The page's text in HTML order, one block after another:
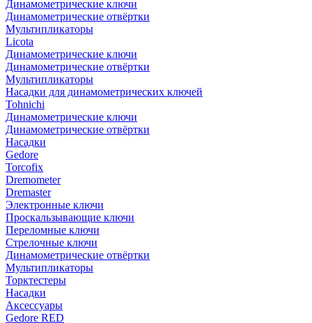
Динамометрические ключи
Динамометрические отвёртки
Мультипликаторы
Licota
Динамометрические ключи
Динамометрические отвёртки
Мультипликаторы
Насадки для динамометрических ключей
Tohnichi
Динамометрические ключи
Динамометрические отвёртки
Насадки
Gedore
Torcofix
Dremometer
Dremaster
Электронные ключи
Проскальзывающие ключи
Переломные ключи
Стрелочные ключи
Динамометрические отвёртки
Мультипликаторы
Торктестеры
Насадки
Аксессуары
Gedore RED